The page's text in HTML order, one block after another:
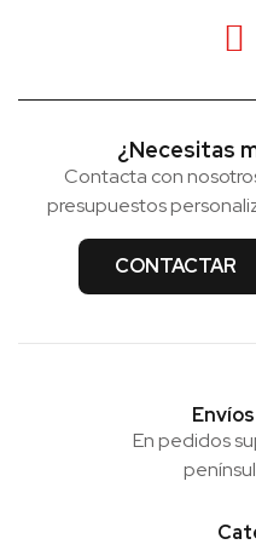
¿Necesitas
Contacta con
presupuestos
CONTACTAR
En pedidos